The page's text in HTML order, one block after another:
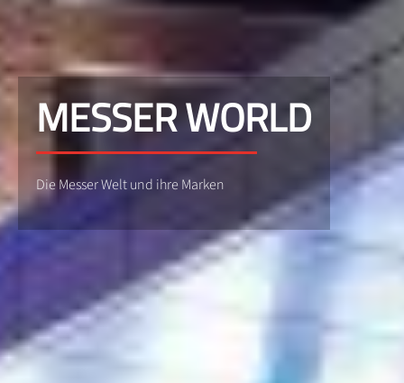
MESSER WORLD
Die Messer Welt und ihre Marken